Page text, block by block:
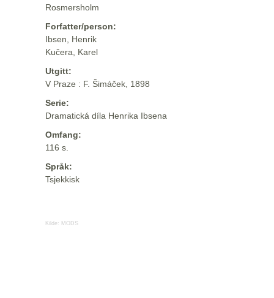
Rosmersholm
Forfatter/person:
Ibsen, Henrik
Kučera, Karel
Utgitt:
V Praze : F. Šimáček, 1898
Serie:
Dramatická díla Henrika Ibsena
Omfang:
116 s.
Språk:
Tsjekkisk
Kilde: MODS